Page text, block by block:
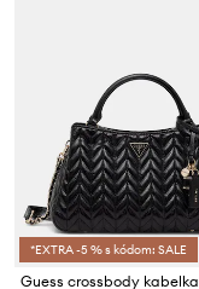
*EXTRA -5 % s kódom: SALE